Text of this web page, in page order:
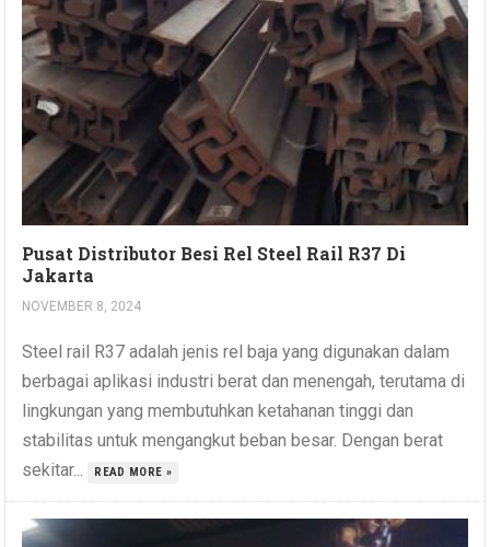
Pusat Distributor Besi Rel Steel Rail R37 Di
Jakarta
NOVEMBER 8, 2024
Steel rail R37 adalah jenis rel baja yang digunakan dalam
berbagai aplikasi industri berat dan menengah, terutama di
lingkungan yang membutuhkan ketahanan tinggi dan
stabilitas untuk mengangkut beban besar. Dengan berat
sekitar...
READ MORE »